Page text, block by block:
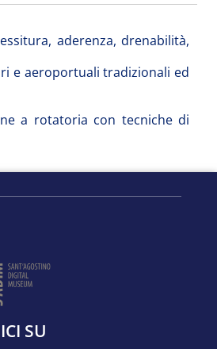
aderenza, drenabilità,
e aeroportuali tradizionali ed
a rotatoria con tecniche di
SU